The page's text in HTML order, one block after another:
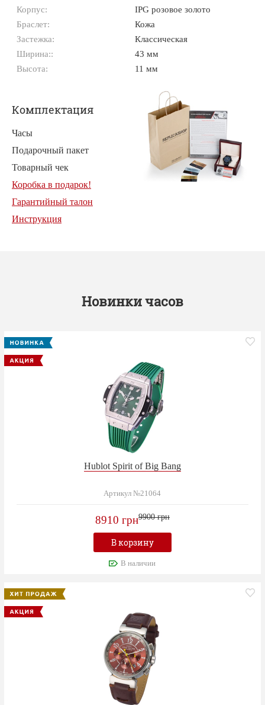
Корпус:
IPG розовое золото
Браслет:
Кожа
Застежка:
Классическая
Ширина::
43 мм
Высота:
11 мм
Комплектация
Часы
Подарочный пакет
Товарный чек
Коробка в подарок!
Гарантийный талон
Инструкция
Новинки часов
Hublot Spirit of Big Bang
Артикул №21064
8910 грн9900 грн
В корзину
В наличии